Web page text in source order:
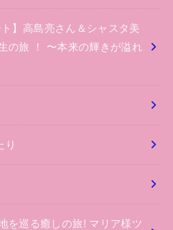
】高島亮さん＆シャスタ美
の旅 ！ 〜本来の輝きが溢れ
り
を巡る癒しの旅! マリア様ツ